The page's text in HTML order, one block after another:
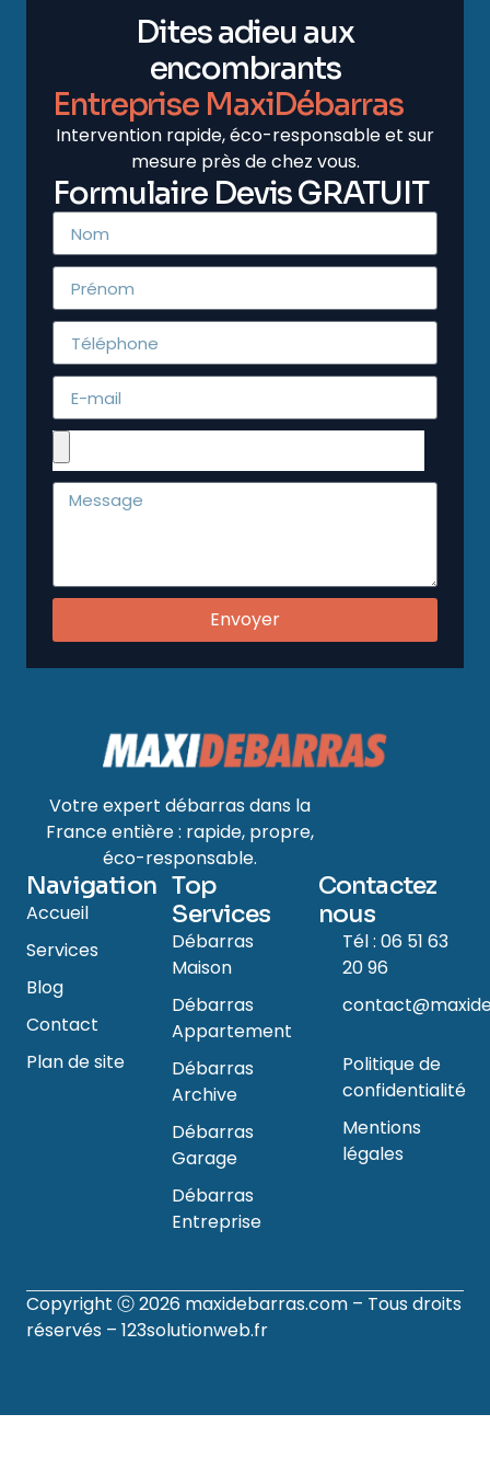
Dites adieu aux
encombrants
Entreprise MaxiDébarras
Intervention rapide, éco-responsable et sur
mesure près de chez vous.
Formulaire Devis GRATUIT
Envoyer
Votre expert débarras dans la
France entière : rapide, propre,
éco-responsable.
Navigation
Accueil
Services
Blog
Contact
Plan de site
Top
Services
Débarras
Maison
Débarras
Appartement
Débarras
Archive
Débarras
Garage
Débarras
Entreprise
Contactez
nous
Tél : 06 51 63
20 96
Politique de
confidentialité
Mentions
légales
Copyright ⓒ 2026 maxidebarras.com – Tous droits
réservés – 123solutionweb.fr